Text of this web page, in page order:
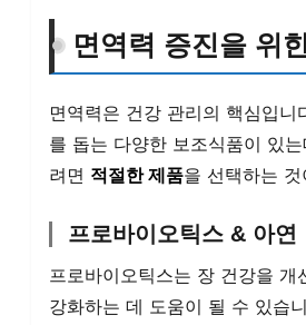
면역력 증진을 위
면역력은 건강 관리의 핵심입니
를 돕는 다양한 보조식품이 있
려면 적절한 제품을 선택하는
프로바이오틱스 & 아연
프로바이오틱스는 장 건강을 개
강화하는 데 도움이 될 수 있습